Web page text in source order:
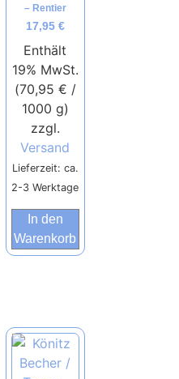
– Rentier
17,95 €
Enthält
19% MwSt.
(70,95 € /
1000 g)
zzgl.
Versand
Lieferzeit: ca.
2-3 Werktage
In den
Warenkorb